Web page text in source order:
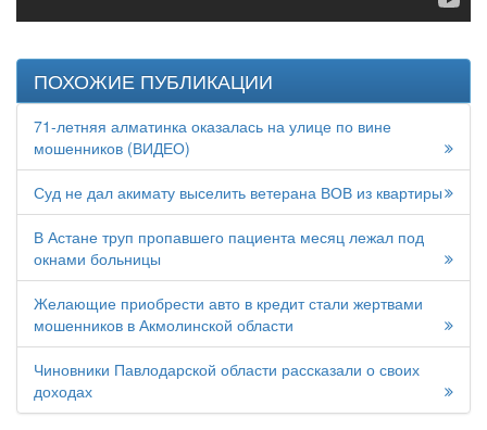
ПОХОЖИЕ ПУБЛИКАЦИИ
71-летняя алматинка оказалась на улице по вине
мошенников (ВИДЕО)
Суд не дал акимату выселить ветерана ВОВ из квартиры
В Астане труп пропавшего пациента месяц лежал под
окнами больницы
Желающие приобрести авто в кредит стали жертвами
мошенников в Акмолинской области
Чиновники Павлодарской области рассказали о своих
доходах